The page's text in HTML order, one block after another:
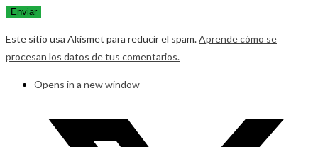
Este sitio usa Akismet para reducir el spam.Aprende cómo se
procesan los datos de tus comentarios.
Opens in a new window